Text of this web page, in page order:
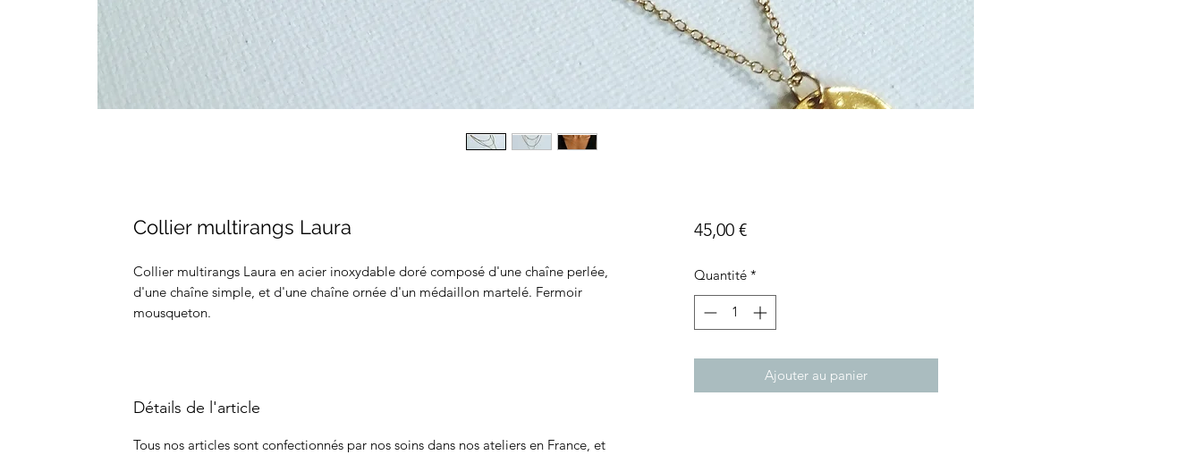
Collier multirangs Laura
Collier multirangs Laura en acier inoxydable doré composé d'une chaîne perlée,
d'une chaîne simple, et d'une chaîne ornée d'un médaillon martelé. Fermoir
mousqueton.
Détails de l'article
Tous nos articles sont confectionnés par nos soins dans nos ateliers en France, et
45,00 €Prix
Quantité *
Ajouter au panier